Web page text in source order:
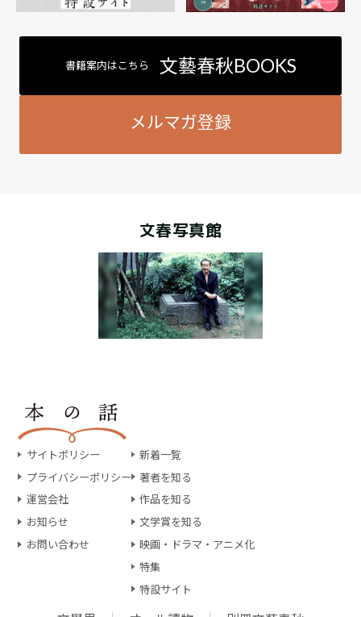
書籍案内はこちら 文藝春秋BOOKS
メルマガ登録
文春写真館
サイトポリシー
プライバシーポリシー
運営会社
お知らせ
お問い合わせ
新着一覧
著者を知る
作品を知る
文学賞を知る
映画・ドラマ・アニメ化
特集
特設サイト